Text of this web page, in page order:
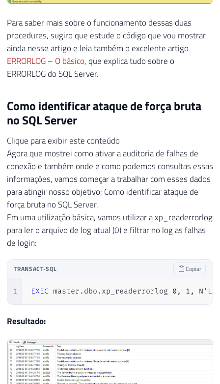
Para saber mais sobre o funcionamento dessas duas
procedures, sugiro que estude o código que vou mostrar
ainda nesse artigo e leia também o excelente artigo
ERRORLOG – O básico, que explica tudo sobre o
ERRORLOG do SQL Server.
Como identificar ataque de força bruta
no SQL Server
Clique para exibir este conteúdo
Agora que mostrei como ativar a auditoria de falhas de
conexão e também onde e como podemos consultas essas
informações, vamos começar a trabalhar com esses dados
para atingir nosso objetivo: Como identificar ataque de
força bruta no SQL Server.
Em uma utilização básica, vamos utilizar a xp_readerrorlog
para ler o arquivo de log atual (0) e filtrar no log as falhas
de login:
TRANSACT-SQL Copiar
1 EXEC master . dbo . xp_readerrorlog 0 , 1 , N
Resultado: